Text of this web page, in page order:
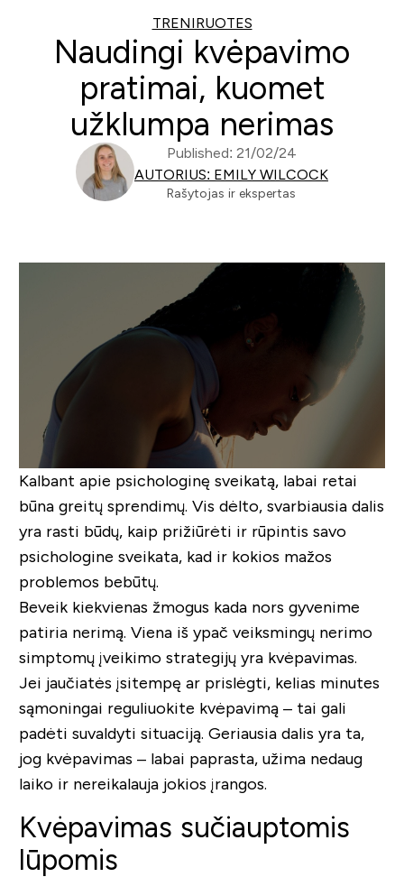
TRENIRUOTES
Naudingi kvėpavimo
pratimai, kuomet
užklumpa nerimas
Published: 21/02/24
AUTORIUS: EMILY WILCOCK
Rašytojas ir ekspertas
Kalbant apie psichologinę sveikatą, labai retai
būna greitų sprendimų. Vis dėlto, svarbiausia dalis
yra rasti būdų, kaip prižiūrėti ir rūpintis savo
psichologine sveikata, kad ir kokios mažos
problemos bebūtų.
Beveik kiekvienas žmogus kada nors gyvenime
patiria nerimą. Viena iš ypač veiksmingų nerimo
simptomų įveikimo strategijų yra kvėpavimas.
Jei jaučiatės įsitempę ar prislėgti, kelias minutes
sąmoningai reguliuokite kvėpavimą – tai gali
padėti suvaldyti situaciją. Geriausia dalis yra ta,
jog kvėpavimas – labai paprasta, užima nedaug
laiko ir nereikalauja jokios įrangos.
Kvėpavimas sučiauptomis
lūpomis